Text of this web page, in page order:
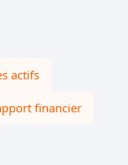
actifs
financier